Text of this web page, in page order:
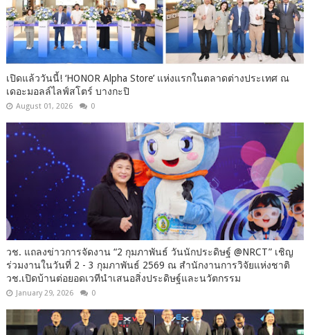
เปิดแล้ววันนี้! ‘HONOR Alpha Store’ แห่งแรกในตลาดต่างประเทศ ณ
เดอะมอลล์ไลฟ์สโตร์ บางกะปิ
August 01, 2026 0
วช. แถลงข่าวการจัดงาน “2 กุมภาพันธ์ วันนักประดิษฐ์ @NRCT” เชิญ
ร่วมงานในวันที่ 2 - 3 กุมภาพันธ์ 2569 ณ สำนักงานการวิจัยแห่งชาติ
วช.เปิดบ้านต่อยอดเวทีนำเสนอสิ่งประดิษฐ์และนวัตกรรม
January 29, 2026 0